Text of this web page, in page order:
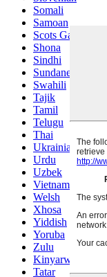
Somali
Samoan
Scots Gaelic
Shona
Sindhi
Sundanese
Swahili
Tajik
Tamil
Telugu
Thai
Ukrainian
Urdu
Uzbek
Vietnamese
Welsh
Xhosa
Yiddish
Yoruba
Zulu
Kinyarwanda
Tatar